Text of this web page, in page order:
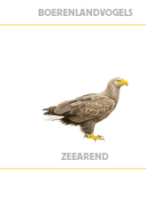
BOERENLANDVOGELS
ZEEAREND